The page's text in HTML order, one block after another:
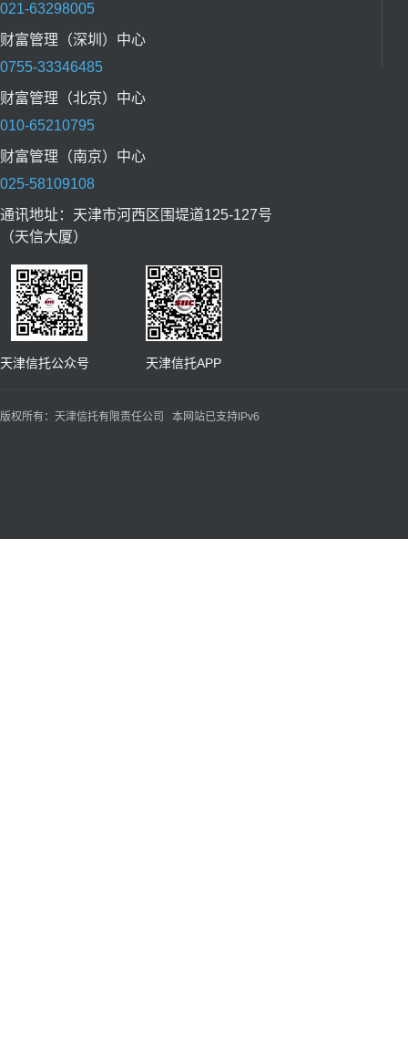
021-63298005
财富管理（深圳）中心
0755-33346485
财富管理（北京）中心
010-65210795
财富管理（南京）中心
025-58109108
通讯地址：天津市河西区围堤道125-127号
（天信大厦）
天津信托公众号 天津信托APP
版权所有：天津信托有限责任公司 本网站已支持IPv6